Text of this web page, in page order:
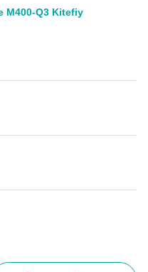
M400-Q3 Kitefiy